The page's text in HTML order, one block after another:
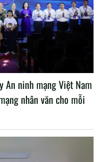
An ninh mạng Việt Nam
nhân văn cho mỗi